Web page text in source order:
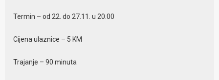
Termin – od 22. do 27.11. u 20.00
Cijena ulaznice – 5 KM
Trajanje – 90 minuta